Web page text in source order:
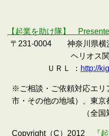
【起業を助け隊】
〒231-0004 神奈川県横
ヘリオス
ＵＲＬ ： http://
※ご相談・ご依頼対応エリ
市・その他の地域）、東
（全国
Copyright（C）2012 『